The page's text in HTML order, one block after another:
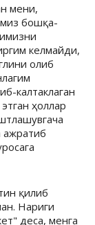
мени,
бошқа-
келмайди,
олиб
калтаклаган
ҳоллар
ажратиб
қилиб
Нариги
деса, менга